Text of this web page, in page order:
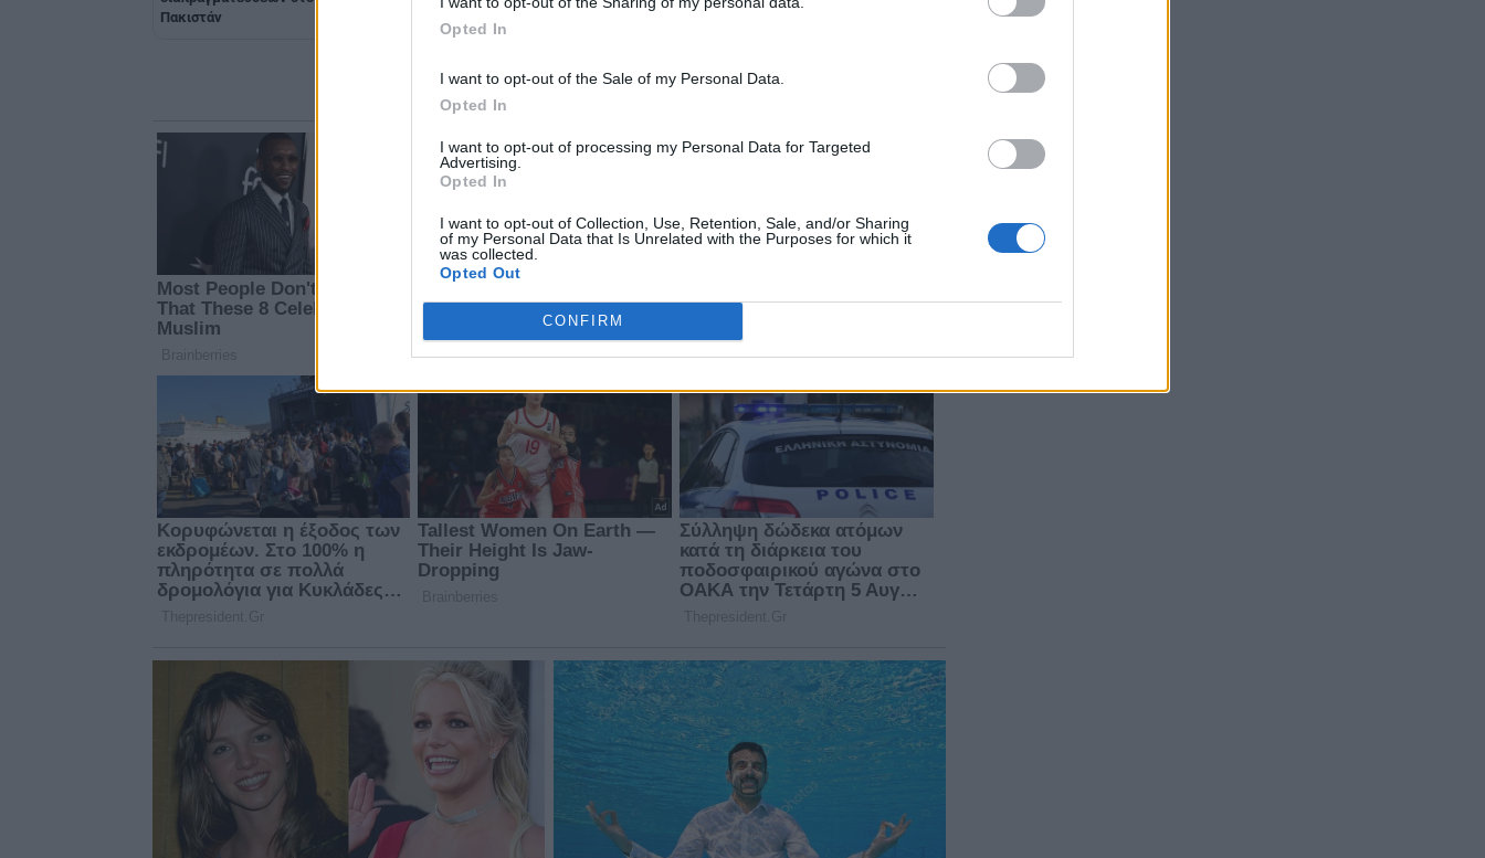
Opted In
I want to opt-out of the Sale of my Personal Data.
Opted In
I want to opt-out of processing my Personal Data for Targeted
Advertising.
Opted In
I want to opt-out of Collection, Use, Retention, Sale, and/or Sharing
of my Personal Data that Is Unrelated with the Purposes for which it
was collected.
Opted Out
CONFIRM
Πακιστάν